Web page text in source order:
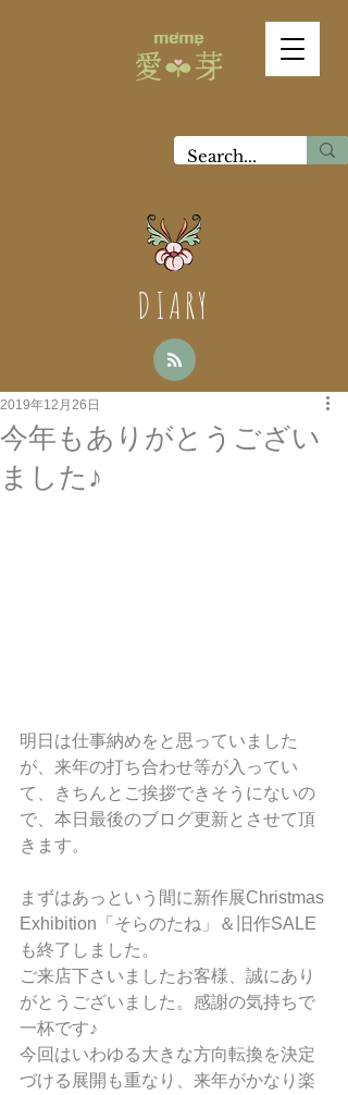
DIARY
今年もありがとうござい
ました♪
2019年12月26日
明日は仕事納めをと思っていました
が、来年の打ち合わせ等が入ってい
て、きちんとご挨拶できそうにないの
で、本日最後のブログ更新とさせて頂
きます。
まずはあっという間に新作展Christmas
Exhibition「そらのたね」＆旧作SALE
も終了しました。
ご来店下さいましたお客様、誠にあり
がとうございました。感謝の気持ちで
一杯です♪
今回はいわゆる大きな方向転換を決定
づける展開も重なり、来年がかなり楽